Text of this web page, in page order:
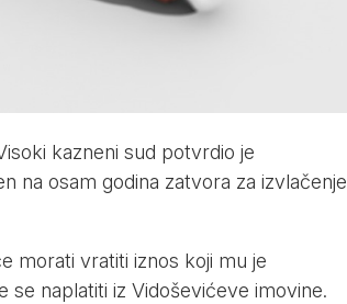
kazneni sud potvrdio je
na osam godina zatvora za izvlačenje
morati vratiti iznos koji mu je
naplatiti iz Vidoševićeve imovine.